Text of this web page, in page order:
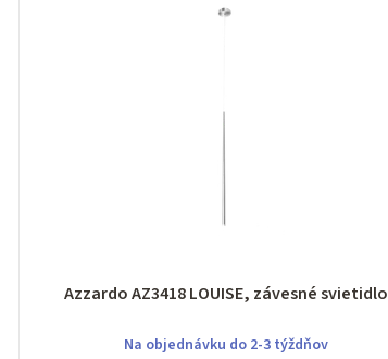
Azzardo AZ3418 LOUISE, závesné svietidlo
Na objednávku do 2-3 týždňov